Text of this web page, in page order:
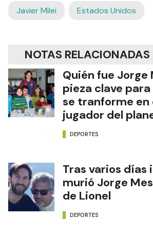
Javier Milei Estados Unidos
NOTAS RELACIONADAS
Quién fue Jorge
pieza clave
se tranforme en
jugador del
DEPORTES
Tras varios días
murió Jorge
de Lionel
DEPORTES